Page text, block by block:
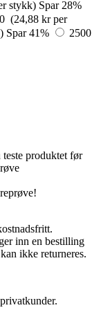
stykk) Spar 28%
(24,88 kr per
Spar 41%
2500
produktet før
inn en bestilling
ikke returneres.